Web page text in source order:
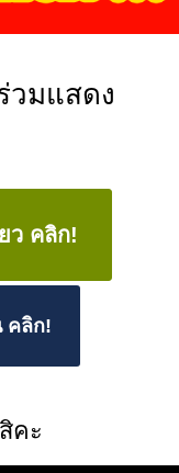
วมแสดง
ว คลิก!
คลิก!
คะ